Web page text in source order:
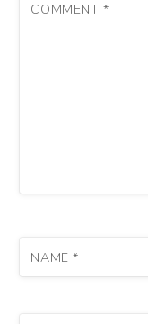
COMMENT *
NAME*